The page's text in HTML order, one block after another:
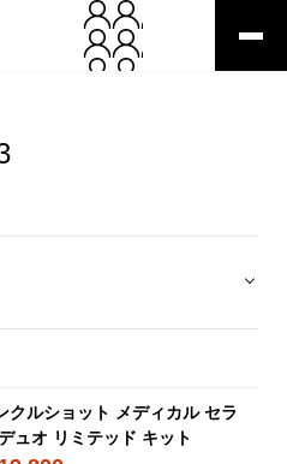
クルショット メディカル セラ
ュオ リミテッド キット